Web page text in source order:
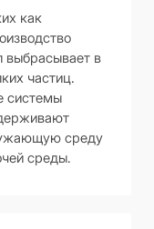
как
выбрасывает в
частиц.
системы
среду
среды.